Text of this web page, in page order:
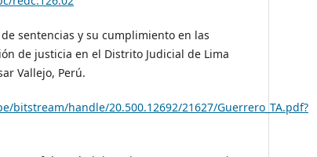
sentencias y su cumplimiento en las
de justicia en el Distrito Judicial de Lima
Vallejo, Perú.
bitstream/handle/20.500.12692/21627/Guerrero_TA.pdf?